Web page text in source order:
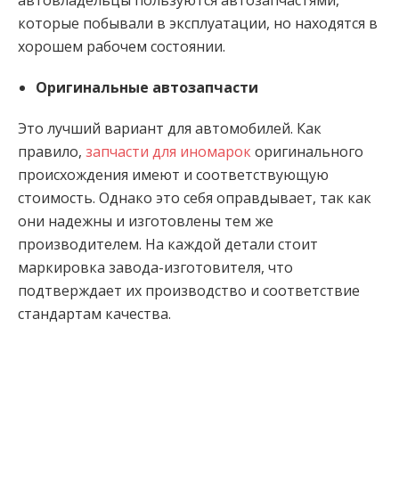
которые побывали в эксплуатации, но находятся в
хорошем рабочем состоянии.
Оригинальные автозапчасти
Это лучший вариант для автомобилей. Как
правило, запчасти для иномарокоригинального
происхождения имеют и соответствующую
стоимость. Однако это себя оправдывает, так как
они надежны и изготовлены тем же
производителем. На каждой детали стоит
маркировка завода-изготовителя, что
подтверждает их производство и соответствие
стандартам качества.